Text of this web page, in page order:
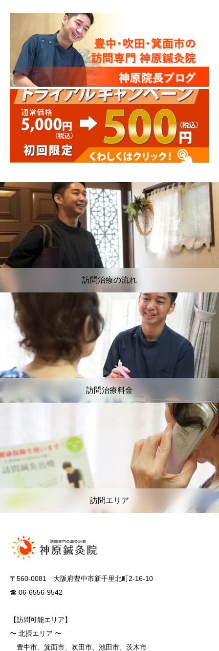
訪問治療の流れ
訪問治療料金
訪問エリア
〒560-0081 大阪府豊中市新千里北町2-16-10
☎ 06-6556-9542
【訪問可能エリア】
〜 北摂エリア 〜
豊中市、箕面市、吹田市、池田市、茨木市